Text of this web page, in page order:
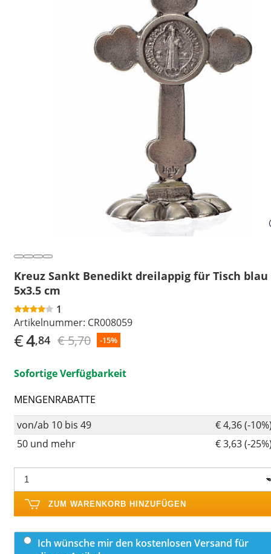
Kreuz Sankt Benedikt dreilappig für Tisch blau
5x3.5 cm
1
Artikelnummer: CR008059
€4,84 € 5,70 -15%
Sofortige Verfügbarkeit
MENGENRABATTE
von/ab 10 bis 49
€ 4,36 (-
50 und mehr
€ 3,63 (-
ZUM WARENKORB HINZUFÜGEN
Ich wünsche mir den kostenlosen Versand für